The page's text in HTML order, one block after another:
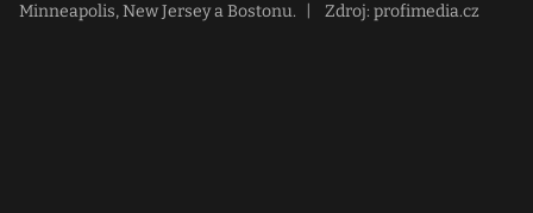
Minneapolis, New Jersey a Bostonu.
Zdroj: profimedia.cz